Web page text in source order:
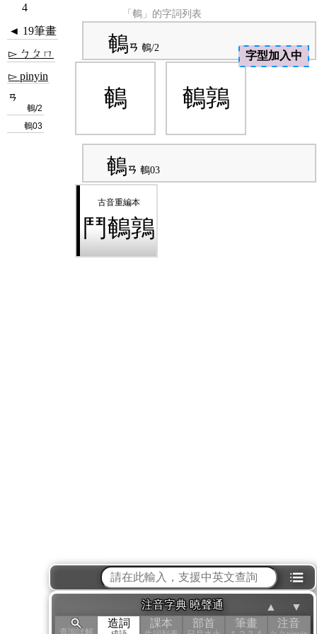
「鵪」的字詞列表
◄ 19筆畫
▻ ㄅㄆㄇ
▻ pinyin
ㄢ
鵪/2
鵪03
鵪ㄢ 鵪/2
鵪 鵪鶉
鵪ㄢ 鵪03
鬥鵪鶉
⁝☰
注音字典 曉聲通
造詞 課本 部首 筆畫 注音
▲ ▼
4
字型加入中